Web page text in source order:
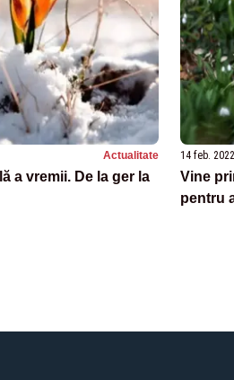
Actualitate
a vremii. De la ger la
14 feb.
Vine
pentru